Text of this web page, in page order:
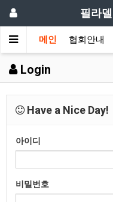
필라
메인 협회안내
Login
Have a Nice Day!
아이디
비밀번호